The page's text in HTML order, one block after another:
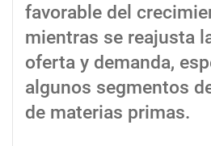
favorable del
mientras se reajusta
oferta y demanda,
algunos segmentos
de materias primas.